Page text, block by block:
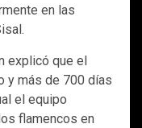
en las
explicó que el
y más de 700 días
el equipo
flamencos en